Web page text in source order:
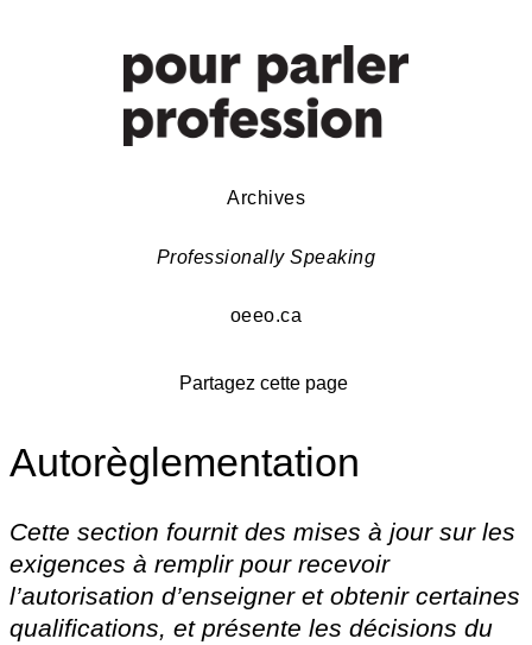
Archives
Professionally Speaking
oeeo.ca
Partagez cette page
Autorèglementation
Cette section fournit des mises à jour sur les
exigences à remplir pour recevoir
l’autorisation d’enseigner et obtenir certaines
qualifications, et présente les décisions du